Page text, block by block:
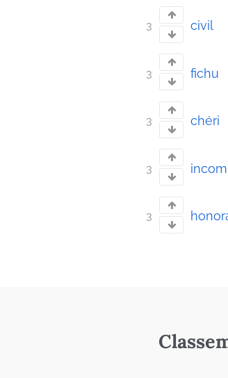
3 civil
3 fichu
3 chéri
3
3